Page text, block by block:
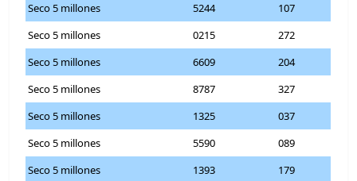
Seco 5 millones
5244
107
Seco 5 millones
0215
272
Seco 5 millones
6609
204
Seco 5 millones
8787
327
Seco 5 millones
1325
037
Seco 5 millones
5590
089
Seco 5 millones
1393
179